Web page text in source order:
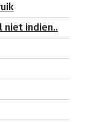
niet indien..